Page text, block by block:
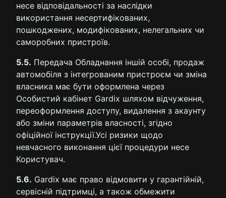
несе відповідальності за наслідки
використання несертифікованих,
пошкоджених, модифікованих, нелегальних чи
саморобних пристроїв.
5.5. Передача Обладнання іншій особі, продаж
автомобіля з інтегрованим пристроєм чи зміна
власника має бути оформлена через
Особистий кабінет Gardix шляхом відчуження,
переоформлення доступу, видалення з акаунту
або зміни параметрів власності, згідно
офіційної інструкції.Усі ризики щодо
невчасного виконання цієї процедури несе
Користувач.
5.6. Gardix має право відмовити у гарантійній,
сервісній підтримці, а також обмежити